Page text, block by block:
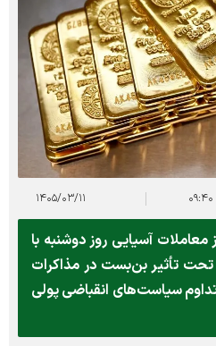
۰۹:۴۰ ۱۴۰۵/۰۳/۱۱
آسیایی روز دوشنبه با
تأثیر بن‌بست در مذاکرات
تداوم سیاست‌های انقباضی پولی